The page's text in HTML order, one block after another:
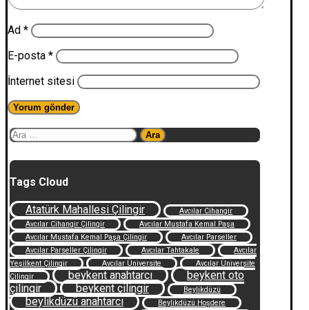
Ad *
E-posta *
İnternet sitesi
Arama:
Tags Cloud
Atatürk Mahallesi Çilingir
Avcılar Cihangir
Avcılar Cihangir Çilingir
Avcılar Mustafa Kemal Paşa
Avcılar Mustafa Kemal Paşa Çilingir
Avcılar Parseller
Avcılar Parseller Çilingir
Avcılar Tahtakale
Avcılar
Yeşilkent Çilingir
Avcılar Üniversite
Avcılar Üniversite
Çilingir
beykent anahtarcı
beykent oto
çilingir
beykent çilingir Beylikdüzü
beylikdüzü anahtarcı
Beylikdüzü Hoşdere